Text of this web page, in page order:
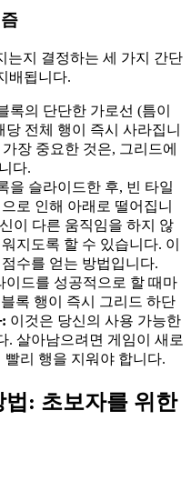
는지 결정하는 세 가지 간단
배됩니다.
록의 단단한 가로선 (틈이
전체 행이 즉시 사라집니
장 중요한 것은, 그리드에
다.
을 슬라이드한 후, 빈 타일
로 인해 아래로 떨어집니
이 다른 움직임을 하지 않
지도록 할 수 있습니다. 이
수를 얻는 방법입니다.
이드를 성공적으로 할 때마
록 행이 즉시 그리드 하단
이것은 당신의 사용 가능한
. 살아남으려면 게임이 새로
리 행을 지워야 합니다.
법: 초보자를 위한